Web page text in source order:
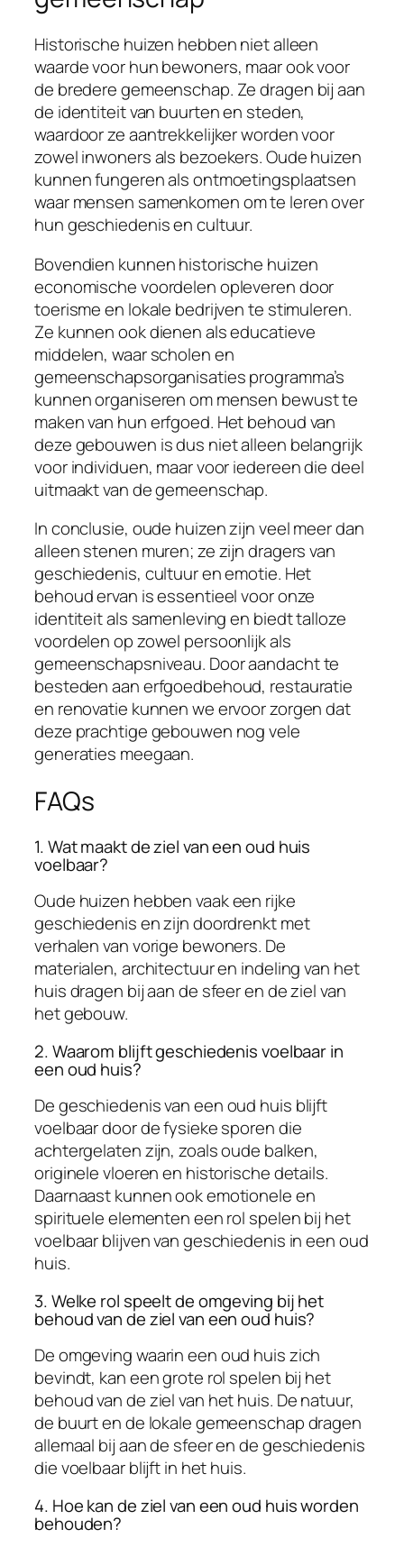
Historische huizen hebben niet alleen
waarde voor hun bewoners, maar ook voor
de bredere gemeenschap. Ze dragen bij aan
de identiteit van buurten en steden,
waardoor ze aantrekkelijker worden voor
zowel inwoners als bezoekers. Oude huizen
kunnen fungeren als ontmoetingsplaatsen
waar mensen samenkomen om te leren over
hun geschiedenis en cultuur.
Bovendien kunnen historische huizen
economische voordelen opleveren door
toerisme en lokale bedrijven te stimuleren.
Ze kunnen ook dienen als educatieve
middelen, waar scholen en
gemeenschapsorganisaties programma’s
kunnen organiseren om mensen bewust te
maken van hun erfgoed. Het behoud van
deze gebouwen is dus niet alleen belangrijk
voor individuen, maar voor iedereen die deel
uitmaakt van de gemeenschap.
In conclusie, oude huizen zijn veel meer dan
alleen stenen muren; ze zijn dragers van
geschiedenis, cultuur en emotie. Het
behoud ervan is essentieel voor onze
identiteit als samenleving en biedt talloze
voordelen op zowel persoonlijk als
gemeenschapsniveau. Door aandacht te
besteden aan erfgoedbehoud, restauratie
en renovatie kunnen we ervoor zorgen dat
deze prachtige gebouwen nog vele
generaties meegaan.
FAQs
1. Wat maakt de ziel van een oud huis
voelbaar?
Oude huizen hebben vaak een rijke
geschiedenis en zijn doordrenkt met
verhalen van vorige bewoners. De
materialen, architectuur en indeling van het
huis dragen bij aan de sfeer en de ziel van
het gebouw.
2. Waarom blijft geschiedenis voelbaar in
een oud huis?
De geschiedenis van een oud huis blijft
voelbaar door de fysieke sporen die
achtergelaten zijn, zoals oude balken,
originele vloeren en historische details.
Daarnaast kunnen ook emotionele en
spirituele elementen een rol spelen bij het
voelbaar blijven van geschiedenis in een oud
huis.
3. Welke rol speelt de omgeving bij het
behoud van de ziel van een oud huis?
De omgeving waarin een oud huis zich
bevindt, kan een grote rol spelen bij het
behoud van de ziel van het huis. De natuur,
de buurt en de lokale gemeenschap dragen
allemaal bij aan de sfeer en de geschiedenis
die voelbaar blijft in het huis.
4. Hoe kan de ziel van een oud huis worden
behouden?